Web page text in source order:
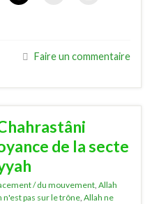
Faire un commentaire
de la secte
/ du mouvement, Allah
n'est pas sur le trône, Allah ne